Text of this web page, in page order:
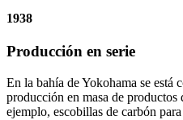
1938
Producción en serie
En la bahía de Yokohama se está
producción en masa de
ejemplo, escobillas de carbón